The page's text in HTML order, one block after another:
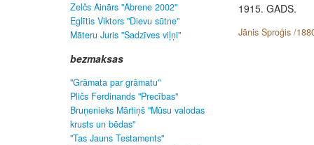
Zelčs Ainārs "Abrene 2002"
Eglītis Viktors "Dievu sūtne"
Māteru Juris "Sadzīves viļņi"
bezmaksas
"Grāmata par grāmatu"
Pličs Ferdinands "Precības"
Bruņenieks Mārtiņš "Mūsu valodas
krusts un bēdas"
"Tas Jauns Testaments"
1915. GADS.
Jānis Sproģis /